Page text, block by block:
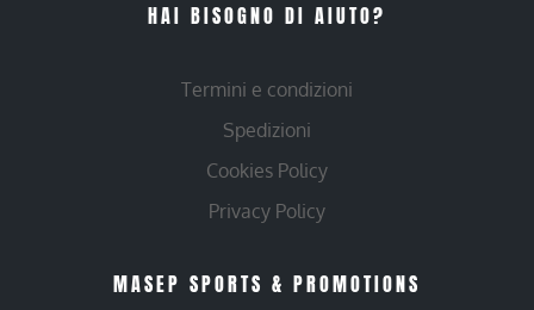
HAI BISOGNO DI AIUTO?
Termini e condizioni
Spedizioni
Cookies Policy
Privacy Policy
MASEP SPORTS & PROMOTIONS